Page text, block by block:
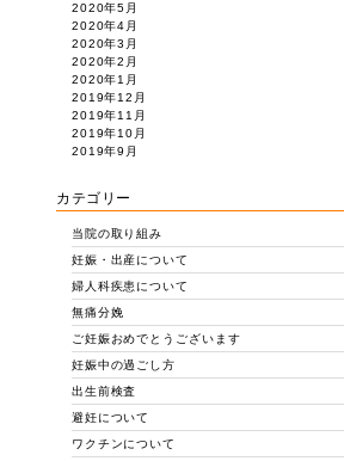
2020年5月
2020年4月
2020年3月
2020年2月
2020年1月
2019年12月
2019年11月
2019年10月
2019年9月
カテゴリー
当院の取り組み
妊娠・出産について
婦人科疾患について
無痛分娩
ご妊娠おめでとうございます
妊娠中の過ごし方
出生前検査
避妊について
ワクチンについて